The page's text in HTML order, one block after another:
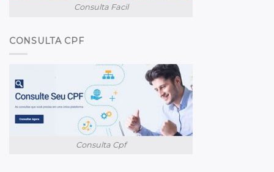
Consulta Facil
CONSULTA CPF
Consulta Cpf